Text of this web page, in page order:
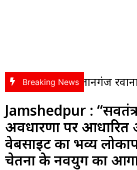
Breaking News
सुल्तानगंज रवाना, 14
Jamshedpur :
अवधारणा पर आधारित
वेबसाइट का भव्य
चेतना के नवयुग का